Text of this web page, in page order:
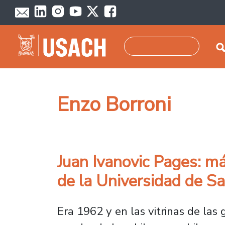
Pasar al contenido principal
Enzo Borroni
Juan Ivanovic Pages:
de la Universidad de
Era 1962 y en las vitrinas de las